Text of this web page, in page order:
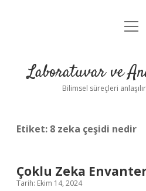
Anasayfa
Yasal
Laboratuvar ve
Bilimsel süreçleri
Etiket: 8 zeka çeşidi nedir
Çoklu Zeka
Tarih: Ekim 14, 2024